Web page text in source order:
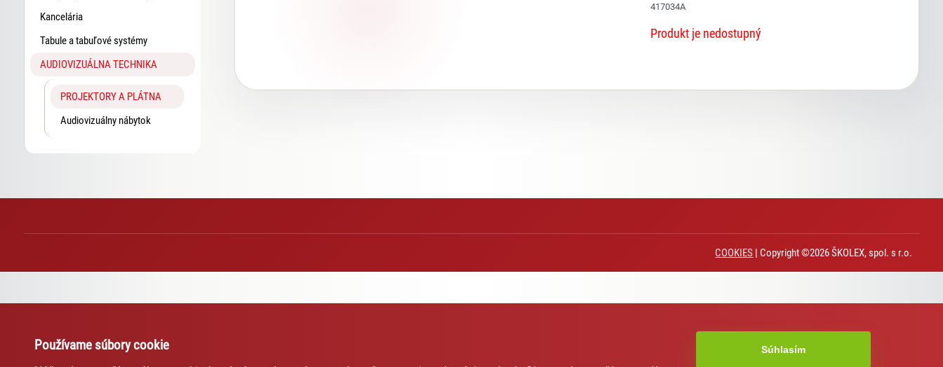
Kancelária
Tabule a tabuľové systémy
AUDIOVIZUÁLNA TECHNIKA
PROJEKTORY A PLÁTNA
Audiovizuálny nábytok
417034A
Produkt je nedostupný
COOKIES | Copyright ©2026 ŠKOLEX, spol. s r.o.
Používame súbory cookie Súhlasím